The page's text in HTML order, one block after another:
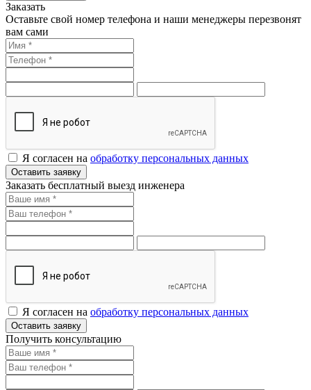
Заказать
Оставьте свой номер телефона и наши менеджеры перезвонят
вам сами
Я согласен на обработку персональных данных
Оставить заявку
Заказать бесплатный выезд инженера
Я согласен на обработку персональных данных
Оставить заявку
Получить консультацию